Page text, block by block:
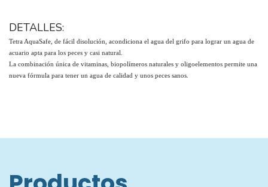
DETALLES:
Tetra AquaSafe, de fácil disolución, acondiciona el agua del grifo para lograr un agua de
acuario apta para los peces y casi natural.
La combinación única de vitaminas, biopolímeros naturales y oligoelementos permite una
nueva fórmula para tener un agua de calidad y unos peces sanos.